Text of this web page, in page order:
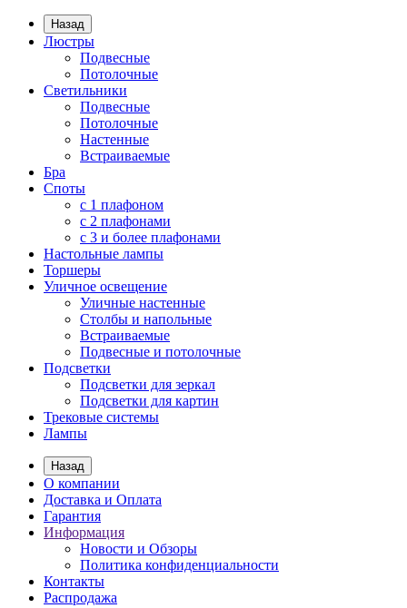
Назад
Люстры
Подвесные
Потолочные
Светильники
Подвесные
Потолочные
Настенные
Встраиваемые
Бра
Споты
с 1 плафоном
с 2 плафонами
с 3 и более плафонами
Настольные лампы
Торшеры
Уличное освещение
Уличные настенные
Столбы и напольные
Встраиваемые
Подвесные и потолочные
Подсветки
Подсветки для зеркал
Подсветки для картин
Трековые системы
Лампы
Назад
О компании
Доставка и Оплата
Гарантия
Информация
Новости и Обзоры
Политика конфиденциальности
Контакты
Распродажа